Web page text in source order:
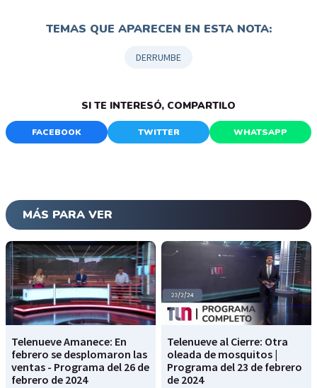
TEMAS QUE APARECEN EN ESTA NOTA:
DERRUMBE
SI TE INTERESÓ, COMPARTILO
FACEBOOK TWITTER WHATSAPP
MÁS PARA VER
Telenueve Amanece: En
febrero se desplomaron las
ventas - Programa del 26 de
febrero de 2024
Telenueve al Cierre: Otra
oleada de mosquitos |
Programa del 23 de febrero
de 2024